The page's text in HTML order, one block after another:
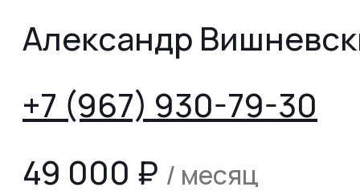
Александр
+7 (967) 930-79-30
49 000 ₽ / месяц